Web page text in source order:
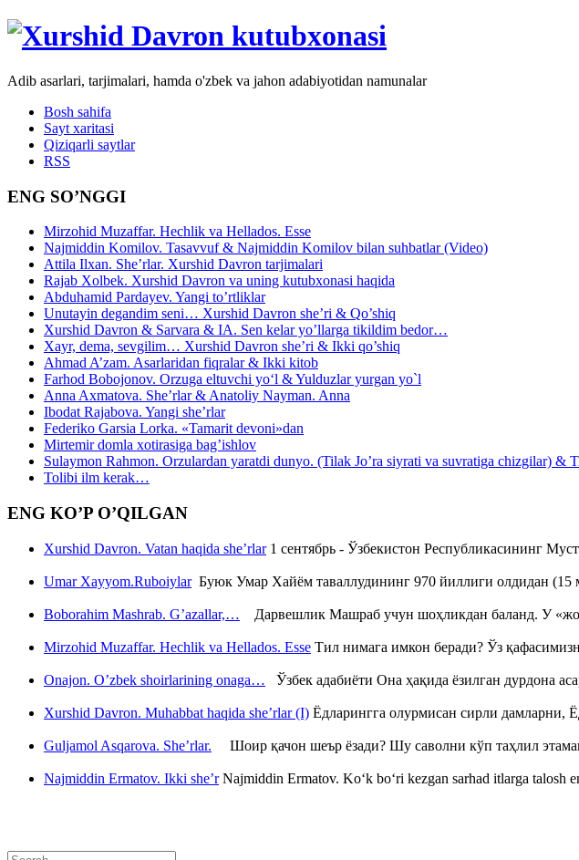
Adib asarlari, tarjimalari, hamda o'zbek va jahon adabiyotidan namunalar
Bosh sahifa
Sayt xaritasi
Qiziqarli saytlar
RSS
ENG SO’NGGI
Mirzohid Muzaffar. Hechlik va Hellados. Esse
Najmiddin Komilov. Tasavvuf & Najmiddin Komilov bilan suhbatlar (Video)
Attila Ilxan. She’rlar. Xurshid Davron tarjimalari
Rajab Xolbek. Xurshid Davron va uning kutubxonasi haqida
Abduhamid Pardayev. Yangi to’rtliklar
Unutayin degandim seni… Xurshid Davron she’ri & Qo’shiq
Xurshid Davron & Sarvara & IA. Sen kelar yo’llarga tikildim bedor…
Xayr, dema, sevgilim… Xurshid Davron she’ri & Ikki qo’shiq
Ahmad A’zam. Asarlaridan fiqralar & Ikki kitob
Farhod Bobojonov. Orzuga eltuvchi yo‘l & Yulduzlar yurgan yo`l
Anna Axmatova. She’rlar & Anatoliy Nayman. Anna
Ibodat Rajabova. Yangi she’rlar
Federiko Garsia Lorka. «Tamarit devoni»dan
Mirtemir domla xotirasiga bag’ishlov
Sulaymon Rahmon. Orzulardan yaratdi dunyo. (Tilak Jo’ra siyrati va suvratiga chizgilar) &
Tolibi ilm kerak…
ENG KO’P O’QILGAN
Xurshid Davron. Vatan haqida she’rlar1 сентябрь - Ўзбекистон Республикасининг
Umar Xayyom.RuboiylarБуюк Умар Хайём таваллудининг 970 йиллиги олдидан (15
Boborahim Mashrab. G’azallar,… Дарвешлик Машраб учун шоҳликдан баланд. У
Mirzohid Muzaffar. Hechlik va Hellados. Esse Тил нимага имкон беради? Ўз
Onajon. O’zbek shoirlarining onaga… Ўзбек адабиёти Она ҳақида ёзилган дурдона
Xurshid Davron. Muhabbat haqida she’rlar (I) Ёдларингга олурмисан сирли
Guljamol Asqarova. She’rlar. Шоир қачон шеър ёзади? Шу саволни кўп таҳлил
Najmiddin Ermatov. Ikki she’rNajmiddin Ermatov. Ko‘k bo‘ri kezgan sarhad itlarga talosh